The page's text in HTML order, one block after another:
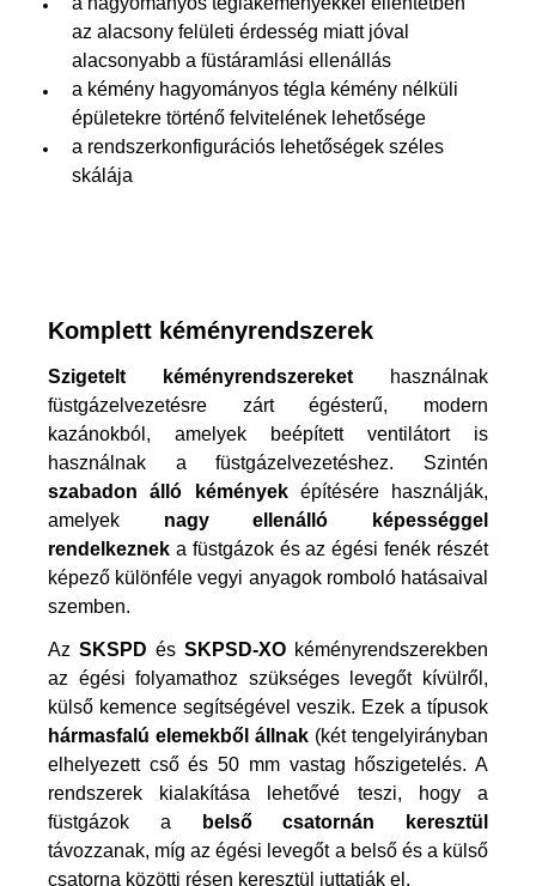
az alacsony felületi érdesség miatt jóval
alacsonyabb a füstáramlási ellenállás
a kémény hagyományos tégla kémény nélküli
épületekre történő felvitelének lehetősége
a rendszerkonfigurációs lehetőségek széles
skálája
Komplett kéményrendszerek
Szigetelt kéményrendszereket használnak
füstgázelvezetésre zárt égésterű, modern
kazánokból, amelyek beépített ventilátort is
használnak a füstgázelvezetéshez. Szintén
szabadon álló kéményeképítésére használják,
amelyek nagy ellenálló képességgel
rendelkeznek a füstgázok és az égési fenék részét
képező különféle vegyi anyagok romboló hatásaival
szemben.
Az SKSPD és SKPSD-XO kéményrendszerekben
az égési folyamathoz szükséges levegőt kívülről,
külső kemence segítségével veszik. Ezek a típusok
hármasfalú elemekből állnak (két tengelyirányban
elhelyezett cső és 50 mm vastag hőszigetelés. A
rendszerek kialakítása lehetővé teszi, hogy a
füstgázok a
belső csatornán keresztül
távozzanak, míg az égési levegőt a belső és a külső
csatorna közötti résen keresztül juttatják el.